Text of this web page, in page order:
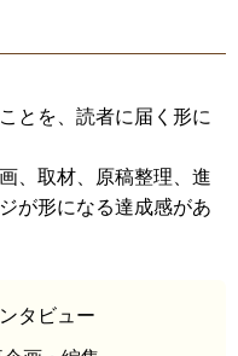
とを、読者に届く形に
、取材、原稿整理、進
が形になる達成感があ
タビュー